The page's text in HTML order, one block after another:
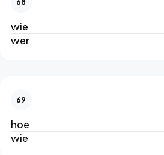
68
wie
wer
69
hoe
wie